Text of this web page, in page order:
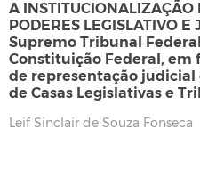
A INSTITUCIONALIZAÇÃO
PODERES LEGISLATIVO
Supremo Tribunal
Constituição Federal, em
de representação
de Casas Legislativas e
Leif Sinclair de Souza Fonseca